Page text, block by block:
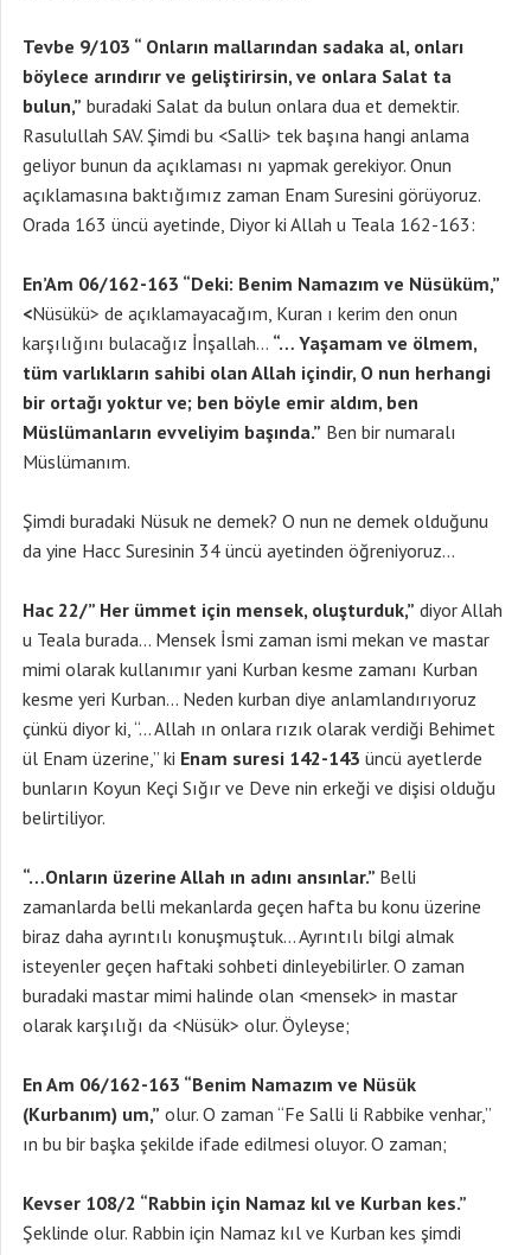
Tevbe 9/103 “ Onların mallarından sadaka al, onları
böylece arındırır ve geliştirirsin, ve onlara Salat ta
bulun,” buradaki Salat da bulun onlara dua et demektir.
Rasulullah SAV. Şimdi bu <Salli> tek başına hangi anlama
geliyor bunun da açıklaması nı yapmak gerekiyor. Onun
açıklamasına baktığımız zaman Enam Suresini görüyoruz.
Orada 163 üncü ayetinde, Diyor ki Allah u Teala 162-163:
En’Am 06/162-163 “Deki: Benim Namazım ve Nüsüküm,”
<Nüsükü> de açıklamayacağım, Kuran ı kerim den onun
karşılığını bulacağız İnşallah… “… Yaşamam ve ölmem,
tüm varlıkların sahibi olan Allah içindir, O nun herhangi
bir ortağı yoktur ve; ben böyle emir aldım, ben
Müslümanların evveliyim başında.” Ben bir numaralı
Müslümanım.
Şimdi buradaki Nüsuk ne demek? O nun ne demek olduğunu
da yine Hacc Suresinin 34 üncü ayetinden öğreniyoruz…
Hac 22/” Her ümmet için mensek, oluşturduk,” diyor Allah
u Teala burada… Mensek İsmi zaman ismi mekan ve mastar
mimi olarak kullanımır yani Kurban kesme zamanı Kurban
kesme yeri Kurban… Neden kurban diye anlamlandırıyoruz
çünkü diyor ki, “… Allah ın onlara rızık olarak verdiği Behimet
ül Enam üzerine,” ki Enam suresi 142-143 üncü ayetlerde
bunların Koyun Keçi Sığır ve Deve nin erkeği ve dişisi olduğu
belirtiliyor.
“…Onların üzerine Allah ın adını ansınlar.” Belli
zamanlarda belli mekanlarda geçen hafta bu konu üzerine
biraz daha ayrıntılı konuşmuştuk… Ayrıntılı bilgi almak
isteyenler geçen haftaki sohbeti dinleyebilirler. O zaman
buradaki mastar mimi halinde olan <mensek> in mastar
olarak karşılığı da <Nüsük> olur. Öyleyse;
En Am 06/162-163 “Benim Namazım ve Nüsük
(Kurbanım) um,” olur. O zaman “Fe Salli li Rabbike venhar,”
ın bu bir başka şekilde ifade edilmesi oluyor. O zaman;
Kevser 108/2 “Rabbin için Namaz kıl ve Kurban kes.”
Şeklinde olur. Rabbin için Namaz kıl ve Kurban kes şimdi